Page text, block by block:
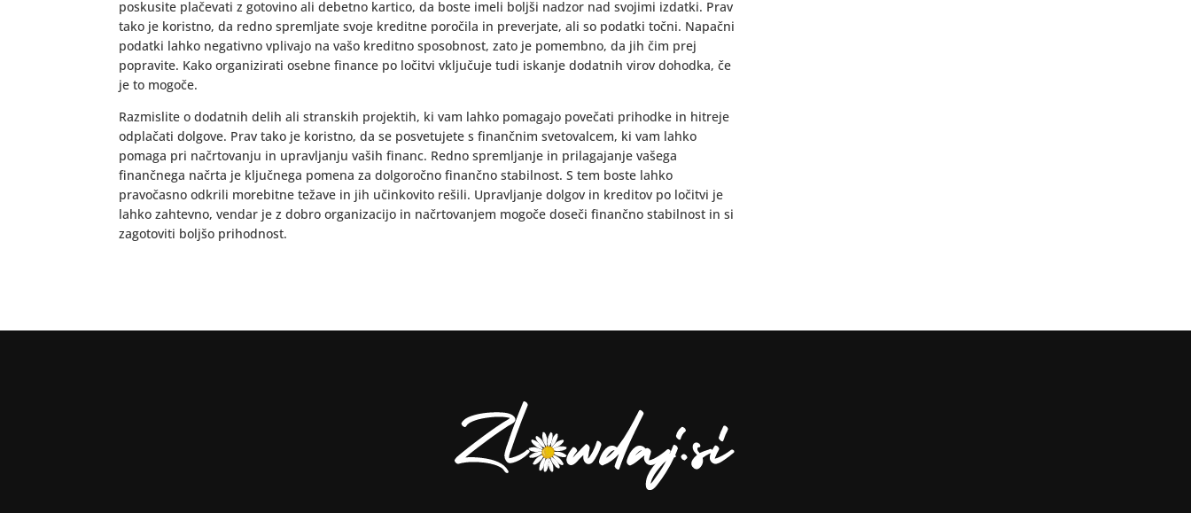
poskusite plačevati z gotovino ali debetno kartico, da boste imeli boljši nadzor nad svojimi izdatki. Prav
tako je koristno, da redno spremljate svoje kreditne poročila in preverjate, ali so podatki točni. Napačni
podatki lahko negativno vplivajo na vašo kreditno sposobnost, zato je pomembno, da jih čim prej
popravite. Kako organizirati osebne finance po ločitvi vključuje tudi iskanje dodatnih virov dohodka, če
je to mogoče.
Razmislite o dodatnih delih ali stranskih projektih, ki vam lahko pomagajo povečati prihodke in hitreje
odplačati dolgove. Prav tako je koristno, da se posvetujete s finančnim svetovalcem, ki vam lahko
pomaga pri načrtovanju in upravljanju vaših financ. Redno spremljanje in prilagajanje vašega
finančnega načrta je ključnega pomena za dolgoročno finančno stabilnost. S tem boste lahko
pravočasno odkrili morebitne težave in jih učinkovito rešili. Upravljanje dolgov in kreditov po ločitvi je
lahko zahtevno, vendar je z dobro organizacijo in načrtovanjem mogoče doseči finančno stabilnost in si
zagotoviti boljšo prihodnost.